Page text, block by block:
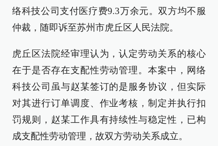
络科技公司支付医疗费9.3万余元。双方均不服
仲裁，随即诉至苏州市虎丘区人民法院。
虎丘区法院经审理认为，认定劳动关系的核心
在于是否存在支配性劳动管理。本案中，网络
科技公司虽与赵某签订的是服务协议，但实际
对其进行订单调度、作业考核，制定并执行扣
罚规则，赵某工作具有持续性与稳定性，已构
成支配性劳动管理，故双方劳动关系成立。